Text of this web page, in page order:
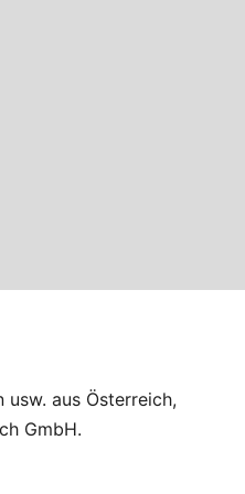
usw. aus Österreich,
GmbH.